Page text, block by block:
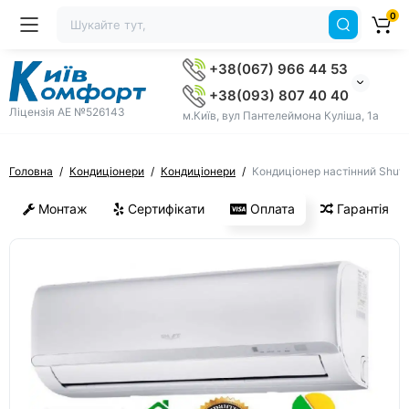
Ліцензія AE №526143
+38(067) 966 44 53
+38(093) 807 40 40
м.Київ, вул Пантелеймона Куліша, 1а
0
Головна Кондиціонери Кондиціонери Кондиціонер настінний
Монтаж Сертифікати Оплата Гарантія